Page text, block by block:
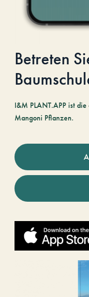
Betreten
I&M PLANT.APP ist
Mangoni Pflanzen.